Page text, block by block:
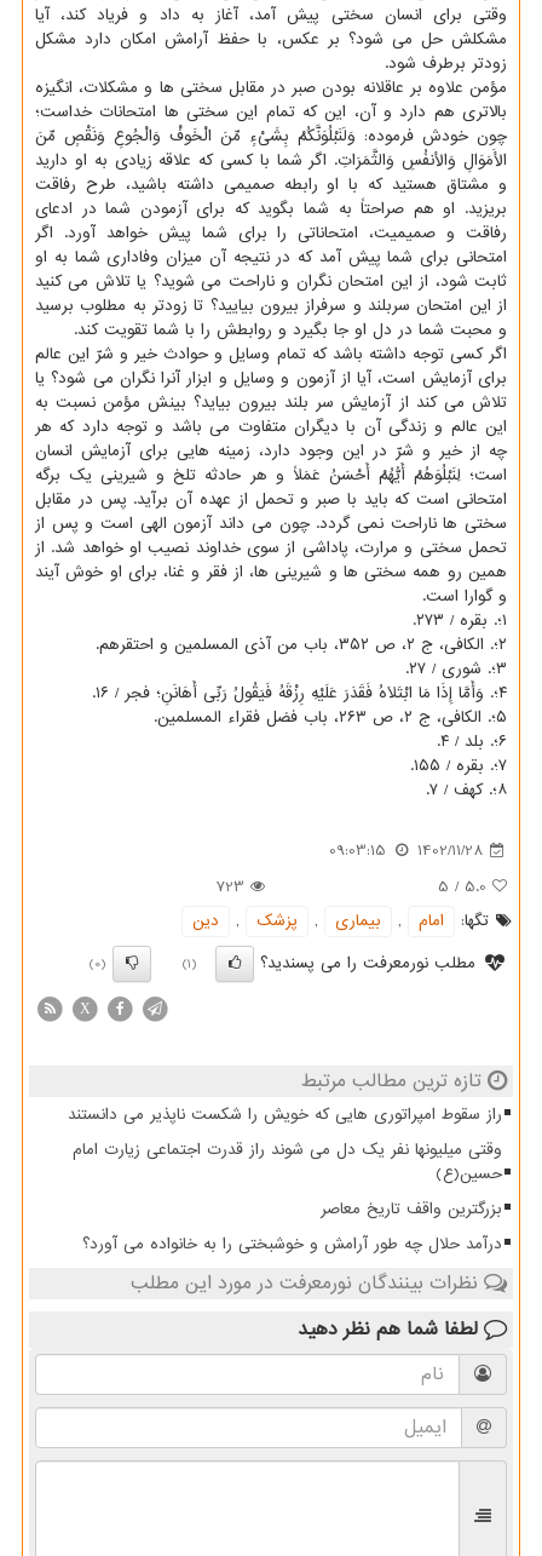
وقتی برای انسان سختی پیش آمد، آغاز به داد و فریاد کند، آیا
مشکلش حل می شود؟ بر عکس، با حفظ آرامش امکان دارد مشکل
زودتر برطرف شود.
مؤمن علاوه بر عاقلانه بودن صبر در مقابل سختی ها و مشکلات، انگیزه
بالاتری هم دارد و آن، این که تمام این سختی ها امتحانات خداست؛
چون خودش فرموده: وَلَنَبْلُوَنَّکُمْ بِشَیْءٍ مِّنَ الْخَوفْ وَالْجُوعِ وَنَقْصٍ مِّنَ
الأَمَوَالِ وَالأنفُسِ وَالثَّمَرَاتِ. اگر شما با کسی که علاقه زیادی به او دارید
و مشتاق هستید که با او رابطه صمیمی داشته باشید، طرح رفاقت
بریزید. او هم صراحتاً به شما بگوید که برای آزمودن شما در ادعای
رفاقت و صمیمیت، امتحاناتی را برای شما پیش خواهد آورد. اگر
امتحانی برای شما پیش آمد که در نتیجه آن میزان وفاداری شما به او
ثابت شود، از این امتحان نگران و ناراحت می شوید؟ یا تلاش می کنید
از این امتحان سربلند و سرفراز بیرون بیایید؟ تا زودتر به مطلوب برسید
و محبت شما در دل او جا بگیرد و روابطش را با شما تقویت کند.
اگر کسی توجه داشته باشد که تمام وسایل و حوادث خیر و شرّ این عالم
برای آزمایش است، آیا از آزمون و وسایل و ابزار آنرا نگران می شود؟ یا
تلاش می کند از آزمایش سر بلند بیرون بیاید؟ بینش مؤمن نسبت به
این عالم و زندگی آن با دیگران متفاوت می باشد و توجه دارد که هر
چه از خیر و شرّ در این وجود دارد، زمینه هایی برای آزمایش انسان
است؛ لِنَبْلُوَهُمْ أَیُّهُمْ أَحْسَنُ عَمَلًا و هر حادثه تلخ و شیرینی یک برگه
امتحانی است که باید با صبر و تحمل از عهده آن برآید. پس در مقابل
سختی ها ناراحت نمی گردد. چون می داند آزمون الهی است و پس از
تحمل سختی و مرارت، پاداشی از سوی خداوند نصیب او خواهد شد. از
همین رو همه سختی ها و شیرینی ها، از فقر و غنا، برای او خوش آیند
و گوارا است.
۱؛. بقره / ۲۷۳.
۲؛. الکافی، ج ۲، ص ۳۵۲، باب من آذی المسلمین و احتقرهم.
۳؛. شوری / ۲۷.
۴؛. وَأَمَّا إِذَا مَا ابْتَلَاهُ فَقَدَرَ عَلَیْهِ رِزْقَهُ فَیَقُولُ رَبِّی أَهَانَنِ؛ فجر / ۱۶.
۵؛. الکافی، ج ۲، ص ۲۶۳، باب فضل فقراء المسلمین.
۶؛. بلد / ۴.
۷؛. بقره / ۱۵۵.
۸؛. کهف / ۷.
1402/11/28
09:03:15
5.0
/
5
723
تگها:
امام , بیماری , پزشك ,
دین
مطلب نورمعرفت را می پسندید؟
(1)
(0)
X
تازه ترین مطالب مرتبط
راز سقوط امپراتوری هایی که خویش را شکست ناپذیر می دانستند
وقتی میلیونها نفر یک دل می شوند راز قدرت اجتماعی زیارت امام
حسین(ع)
بزرگترین واقف تاریخ معاصر
درآمد حلال چه طور آرامش و خوشبختی را به خانواده می آورد؟
نظرات بینندگان نورمعرفت در مورد این مطلب
لطفا شما هم نظر دهید